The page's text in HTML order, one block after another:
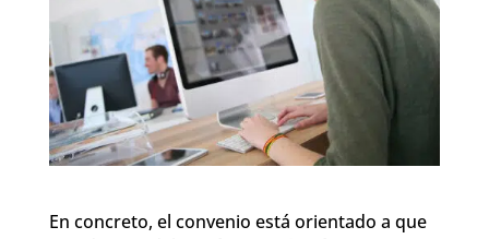
En concreto, el convenio está orientado a que